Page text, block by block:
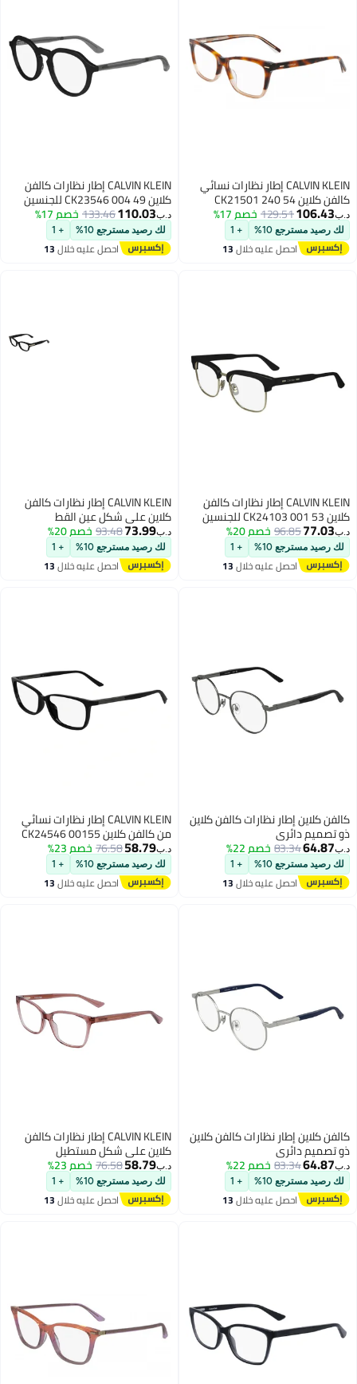
CALVIN KLEIN إطار نظارات نسائي
129.51خصم 17%
10%
+ 1
عليه خلال13
CALVIN KLEIN إطار نظارات كالفن
كلاين CK23546 004 49 للجنسين
د.ب‏110.03
133.46خصم 17%
لك رصيد مسترجع 10% + 1
احصل عليه خلال13
اغسطس
CALVIN KLEIN إطار نظارات كالفن
خصم 20%
10%
+ 1
عليه خلال13
CALVIN KLEIN إطار نظارات كالفن
كلاين على شكل عين القط
د.ب‏ 73.99
93.48خصم 20%
لك رصيد مسترجع 10% + 1
احصل عليه خلال13
اغسطس
نظارات كالفن كلاين
خصم 22%
10%
+ 1
عليه خلال13
CALVIN KLEIN إطار نظارات نسائي
من كالفن كلاين CK24546 00155
د.ب‏ 76.58خصم 23%
لك رصيد مسترجع 10% + 1
احصل عليه خلال13
اغسطس
نظارات كالفن كلاين
خصم 22%
10%
+ 1
عليه خلال13
CALVIN KLEIN إطار نظارات كالفن
كلاين على شكل مستطيل
د.ب‏ 76.58خصم 23%
لك رصيد مسترجع 10% + 1
احصل عليه خلال13
اغسطس